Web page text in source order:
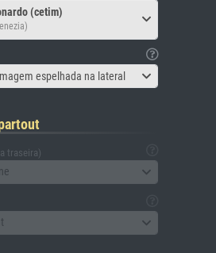
(cetim)
espelhada na lateral
traseira)